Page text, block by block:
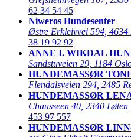
62 34 54 45
Niweros Hundesenter
Østre Erkleivvei 594 4634
38 19 92 92
ANNE I. WIKDAL
Sandstuveien 29 1184
HUNDEMASSØR
Flendalsveien 294 2485
HUNDEMASSØR
Chausseen 40 2340 Løten
453 97 557
HUNDEMASSØR